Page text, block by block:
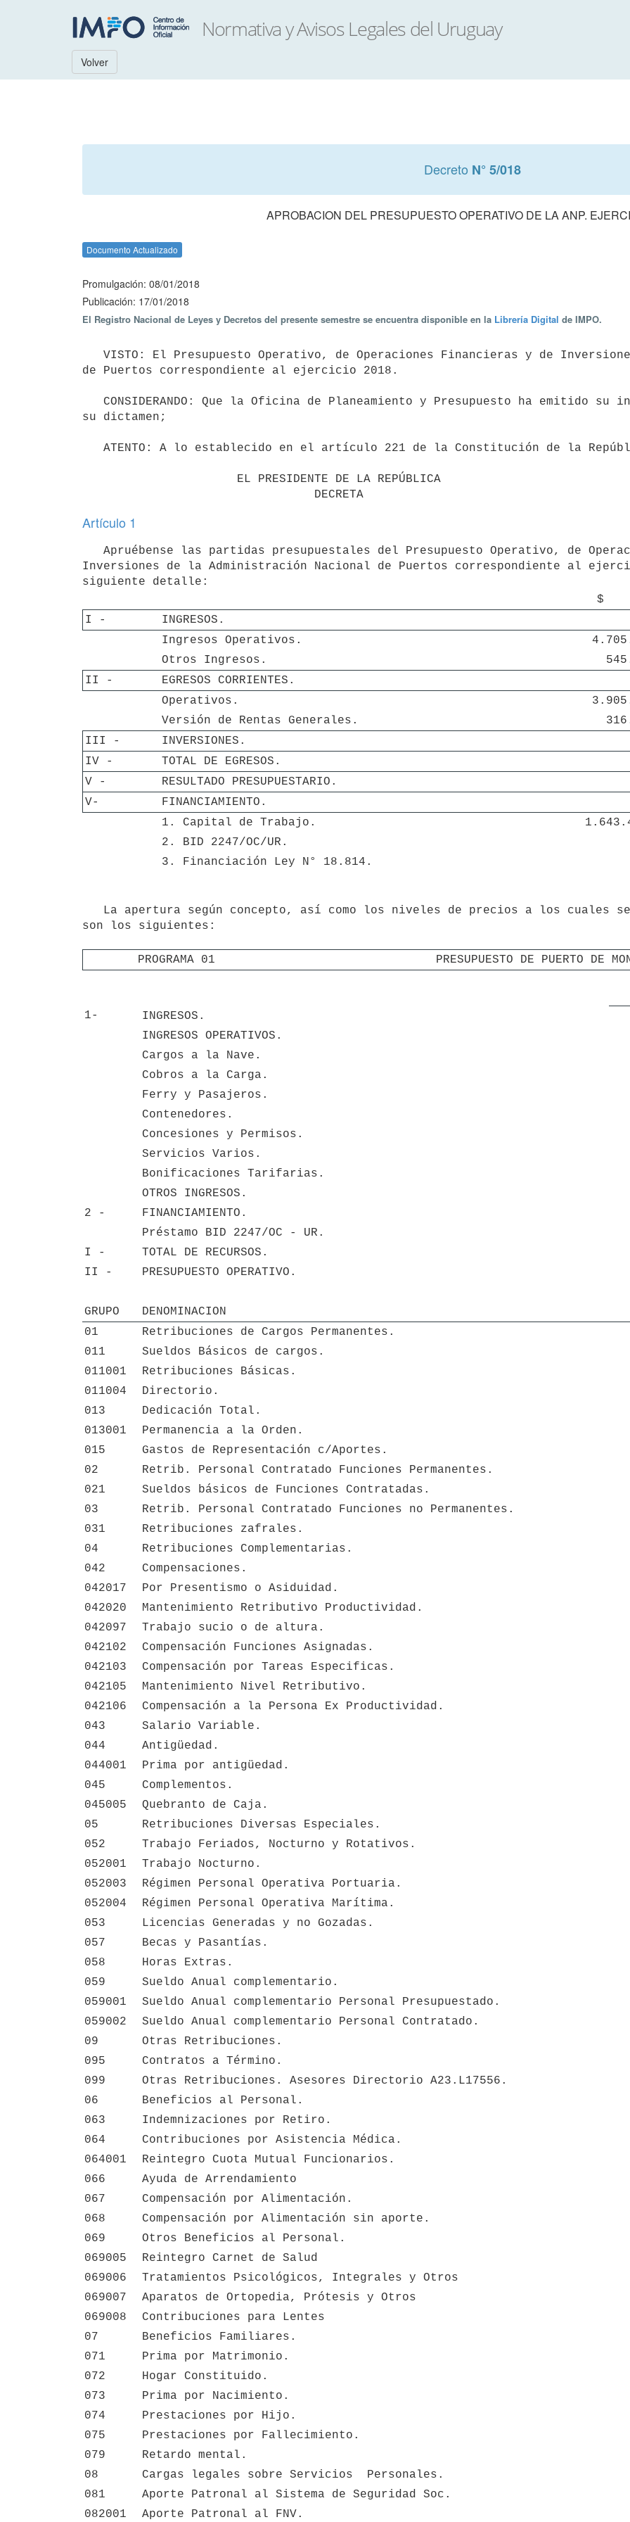
Volver
Decreto N° 5/018
APROBACION DEL PRESUPUESTO OPERATIVO DE LA ANP.
Documento Actualizado
Promulgación: 08/01/2018
Publicación: 17/01/2018
El Registro Nacional de Leyes y Decretos del presente semestre se encuentra disponible en la Librería Digital de IMPO.
de Puertos correspondiente al ejercicio 2018.
su dictamen;
Artículo 1
Inversiones de la Administración Nacional de Puertos correspondiente al
$
I -
INGRESOS.
Ingresos Operativos.
Otros Ingresos.
II -
EGRESOS CORRIENTES.
Operativos.
Versión de Rentas Generales.
III -
INVERSIONES.
IV -
TOTAL DE EGRESOS.
V -
RESULTADO PRESUPUESTARIO.
V-
FINANCIAMIENTO.
1. Capital de Trabajo.
2. BID 2247/OC/UR.
3. Financiación Ley N° 18.814.
son los siguientes:
PROGRAMA 01 PRESUPUESTO DE PUERTO DE
1-
INGRESOS.
INGRESOS OPERATIVOS.
Cargos a la Nave.
Cobros a la Carga.
Ferry y Pasajeros.
Contenedores.
Concesiones y Permisos.
Servicios Varios.
Bonificaciones Tarifarias.
OTROS INGRESOS.
2 -
FINANCIAMIENTO.
Préstamo BID 2247/OC - UR.
I -
TOTAL DE RECURSOS.
II -
PRESUPUESTO OPERATIVO.
GRUPO
DENOMINACION
01
Retribuciones de Cargos Permanentes.
011
Sueldos Básicos de cargos.
011001
Retribuciones Básicas.
011004
Directorio.
013
Dedicación Total.
013001
Permanencia a la Orden.
015
Gastos de Representación c/Aportes.
02
Retrib. Personal Contratado Funciones Permanentes.
021
Sueldos básicos de Funciones Contratadas.
03
Retrib. Personal Contratado Funciones no Permanentes.
031
Retribuciones zafrales.
04
Retribuciones Complementarias.
042
Compensaciones.
042017
Por Presentismo o Asiduidad.
042020
Mantenimiento Retributivo Productividad.
042097
Trabajo sucio o de altura.
042102
Compensación Funciones Asignadas.
042103
Compensación por Tareas Especificas.
042105
Mantenimiento Nivel Retributivo.
042106
Compensación a la Persona Ex Productividad.
043
Salario Variable.
044
Antigüedad.
044001
Prima por antigüedad.
045
Complementos.
045005
Quebranto de Caja.
05
Retribuciones Diversas Especiales.
052
Trabajo Feriados, Nocturno y Rotativos.
052001
Trabajo Nocturno.
052003
Régimen Personal Operativa Portuaria.
052004
Régimen Personal Operativa Marítima.
053
Licencias Generadas y no Gozadas.
057
Becas y Pasantías.
058
Horas Extras.
059
Sueldo Anual complementario.
059001
Sueldo Anual complementario Personal Presupuestado.
059002
Sueldo Anual complementario Personal Contratado.
09
Otras Retribuciones.
095
Contratos a Término.
099
Otras Retribuciones. Asesores Directorio A23.L17556.
06
Beneficios al Personal.
063
Indemnizaciones por Retiro.
064
Contribuciones por Asistencia Médica.
064001
Reintegro Cuota Mutual Funcionarios.
066
Ayuda de Arrendamiento
067
Compensación por Alimentación.
068
Compensación por Alimentación sin aporte.
069
Otros Beneficios al Personal.
069005
Reintegro Carnet de Salud
069006
Tratamientos Psicológicos, Integrales y Otros
069007
Aparatos de Ortopedia, Prótesis y Otros
069008
Contribuciones para Lentes
07
Beneficios Familiares.
071
Prima por Matrimonio.
072
Hogar Constituido.
073
Prima por Nacimiento.
074
Prestaciones por Hijo.
075
Prestaciones por Fallecimiento.
079
Retardo mental.
08
Cargas legales sobre Servicios  Personales.
081
Aporte Patronal al Sistema de Seguridad Soc.
082001
Aporte Patronal al FNV.